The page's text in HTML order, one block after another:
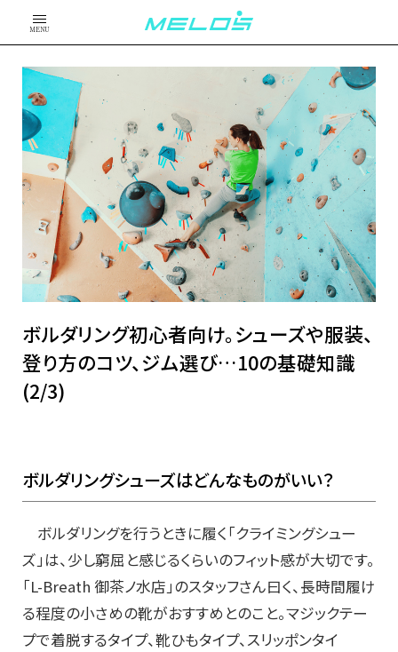
MENU
ボルダリング初心者向け。シューズや服装、
登り方のコツ、ジム選び…10の基礎知識
(2/3)
ボルダリングシューズはどんなものがいい？
ボルダリングを行うときに履く「クライミングシュー
ズ」は、少し窮屈と感じるくらいのフィット感が大切です。
「L-Breath 御茶ノ水店」のスタッフさん曰く、長時間履け
る程度の小さめの靴がおすすめとのこと。マジックテー
プで着脱するタイプ、靴ひもタイプ、スリッポンタイ